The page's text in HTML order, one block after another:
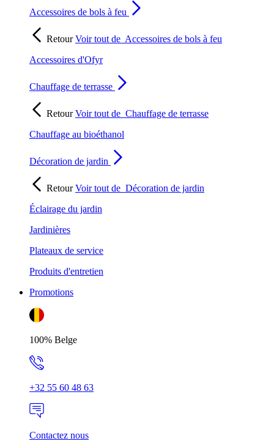
Accessoires de bols à feu
RetourVoir tout de Accessoires de bols à feu
Accessoires d'Ofyr
Chauffage de terrasse
RetourVoir tout de Chauffage de terrasse
Chauffage au bioéthanol
Décoration de jardin
RetourVoir tout de Décoration de jardin
Éclairage du jardin
Jardinières
Plateaux de service
Produits d'entretien
Promotions
100% Belge
+32 55 60 48 63
Contactez nous